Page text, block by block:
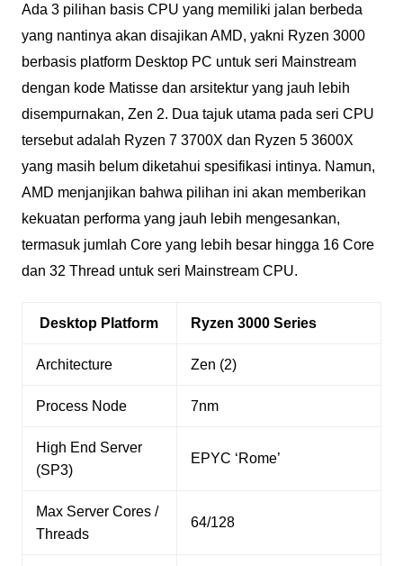
Ada 3 pilihan basis CPU yang memiliki jalan berbeda
yang nantinya akan disajikan AMD, yakni Ryzen 3000
berbasis platform Desktop PC untuk seri Mainstream
dengan kode Matisse dan arsitektur yang jauh lebih
disempurnakan, Zen 2. Dua tajuk utama pada seri CPU
tersebut adalah Ryzen 7 3700X dan Ryzen 5 3600X
yang masih belum diketahui spesifikasi intinya. Namun,
AMD menjanjikan bahwa pilihan ini akan memberikan
kekuatan performa yang jauh lebih mengesankan,
termasuk jumlah Core yang lebih besar hingga 16 Core
dan 32 Thread untuk seri Mainstream CPU.
Desktop Platform Ryzen 3000 Series
Architecture Zen (2)
Process Node 7nm
High End Server
(SP3)
EPYC ‘Rome’
Max Server Cores /
Threads
64/128